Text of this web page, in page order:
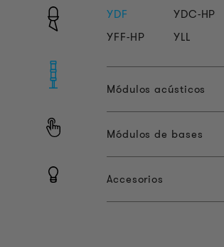
YDF
YDC-HP
YFF-HP
YLL
Módulos acústicos
Módulos de bases
Accesorios